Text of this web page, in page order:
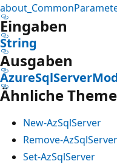
Eingaben
String
Ausgaben
Ähnliche
New-AzSqlServer
Remove-AzSqlServer
Set-AzSqlServer